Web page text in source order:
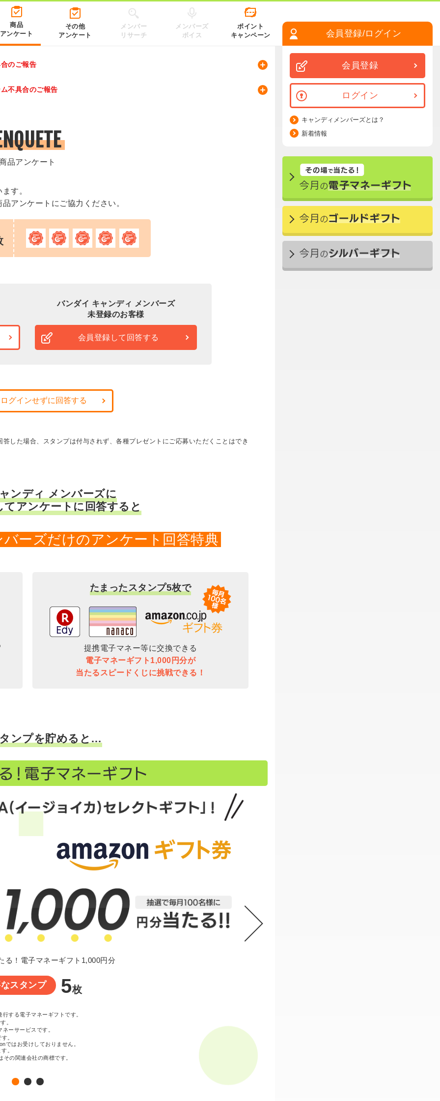
商品
アンケート
その他
アンケート
メンバー
リサーチ
メンバーズ
ボイス
ポイント
キャンペーン
のご報告
不具合のご報告
品アンケート
す。
アンケートにご協力ください。
バンダイ キャンディ メンバーズ
未登録のお客様
会員登録して回答する
グインせずに回答する
した場合、スタンプは付与されず、各種プレゼントにご応募いただくことはでき
ンディ メンバーズに
アンケートに回答すると
ーズだけのアンケート回答特典
たまったスタンプ5枚で
提携電子マネー等に交換できる
電子マネーギフト1,000円分が
当たるスピードくじに挑戦できる！
ンプを貯めると…
る！電子マネーギフト1,000円分
スタンプ 5枚
する電子マネーギフトです。
。
ーサービスです。
。
ではお受けしておりません。
。
の関連会社の商標です。
会員登録/ログイン
会員登録
ログイン
キャンディメンバーズとは？
新着情報